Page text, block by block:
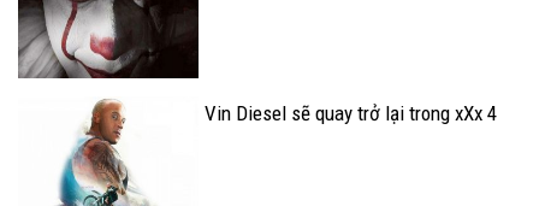
Vin Diesel sẽ quay trở lại trong xXx 4